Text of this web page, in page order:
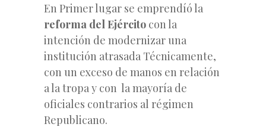
En Primer lugar se emprendíó la
reforma del Ejército con la
intención de modernizar una
institución atrasada Técnicamente,
con un exceso de manos en relación
a la tropa y con la mayoría de
oficiales contrarios al régimen
Republicano.